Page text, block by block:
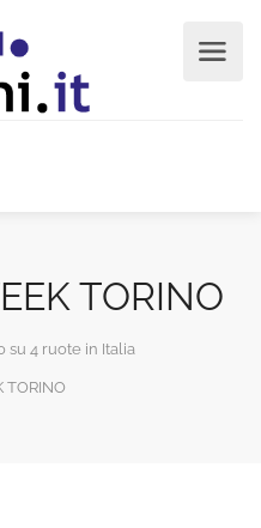
TORINO
su 4 ruote in Italia
TORINO